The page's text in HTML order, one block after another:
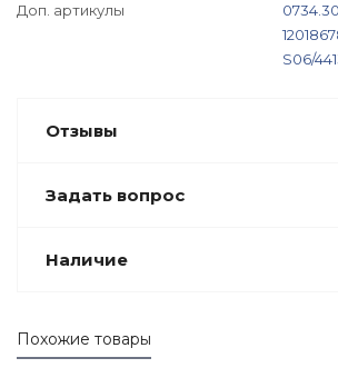
Доп. артикулы
S06/
Отзывы
Задать вопрос
Наличие
Похожие товары